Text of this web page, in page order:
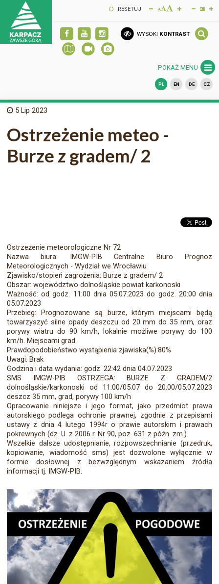
RESETUJ
WYSOKI KONTRAST
POKAŻ MENU
PL EN DE CZ
5 Lip 2023
Ostrzeżenie meteo -
Burze z gradem/ 2
Ostrzeżenie meteorologiczne Nr 72
Nazwa biura: IMGW-PIB Centralne Biuro Prognoz
Meteorologicznych - Wydział we Wrocławiu
Zjawisko/stopień zagrożenia: Burze z gradem/ 2
Obszar: województwo dolnośląskie powiat karkonoski
Ważność: od godz. 11:00 dnia 05.07.2023 do godz. 20:00 dnia
05.07.2023
Przebieg: Prognozowane są burze, którym miejscami będą
towarzyszyć silne opady deszczu od 20 mm do 35 mm, oraz
porywy wiatru do 90 km/h, lokalnie możliwe porywy do 100
km/h. Miejscami grad
Prawdopodobieństwo wystąpienia zjawiska(%):80%
Uwagi: Brak
Godzina i data wydania: godz. 22:42 dnia 04.07.2023
SMS IMGW-PIB OSTRZEGA: BURZE Z GRADEM/2
dolnośląskie/karkonoski od 11:00/05.07 do 20:00/05.07.2023
deszcz 35 mm, grad, porywy 100 km/h
Opracowanie niniejsze i jego format, jako przedmiot prawa
autorskiego podlega ochronie prawnej, zgodnie z przepisami
ustawy z dnia 4 lutego 1994r o prawie autorskim i prawach
pokrewnych (dz. U. z 2006 r. Nr 90, poz. 631 z późn. zm.).
Wszelkie dalsze udostępnianie, rozpowszechnianie (przedruk,
kopiowanie, wiadomość sms) jest dozwolone wyłącznie w
formie dosłownej z bezwzględnym wskazaniem źródła
informacji tj. IMGW-PIB.